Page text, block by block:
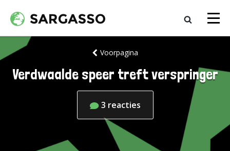
Voorpagina
Verdwaalde speer treft verspringer
3 reacties